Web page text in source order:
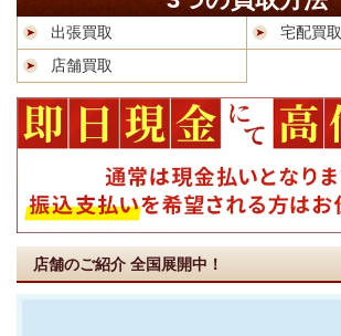
出張買取
宅配買取
店舗買取
店舗のご紹介 全国展開中！